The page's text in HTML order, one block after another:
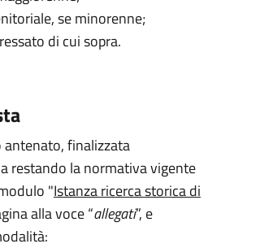
se minorenne;
di cui sopra.
antenato, finalizzata
restando la normativa vigente
"Istanza ricerca storica di
alla voce “allegati”, e